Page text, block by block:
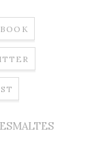
ESMALTES